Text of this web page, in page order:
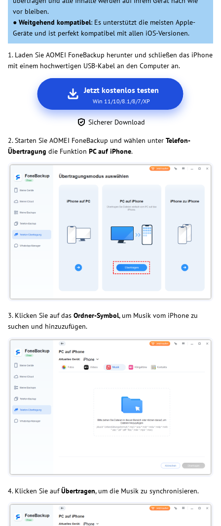
vor bleiben.
● Weitgehend kompatibel: Es unterstützt die meisten Apple-
Geräte und ist perfekt kompatibel mit allen iOS-Versionen.
1. Laden Sie AOMEI FoneBackup herunter und schließen das iPhone
mit einem hochwertigen USB-Kabel an den Computer an.
Jetzt kostenlos testen
Win 11/10/8.1/8/7/XP
Sicherer Download
2. Starten Sie AOMEI FoneBackup und wählen unter Telefon-
Übertragung die Funktion PC auf iPhone.
3. Klicken Sie auf das Ordner-Symbol, um Musik vom iPhone zu
suchen und hinzuzufügen.
4. Klicken Sie aufÜbertragen, um die Musik zu synchronisieren.